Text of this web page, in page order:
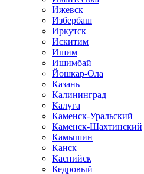
Ижевск
Избербаш
Иркутск
Искитим
Ишим
Ишимбай
Йошкар-Ола
Казань
Калининград
Калуга
Каменск-Уральский
Каменск-Шахтинский
Камышин
Канск
Каспийск
Кедровый